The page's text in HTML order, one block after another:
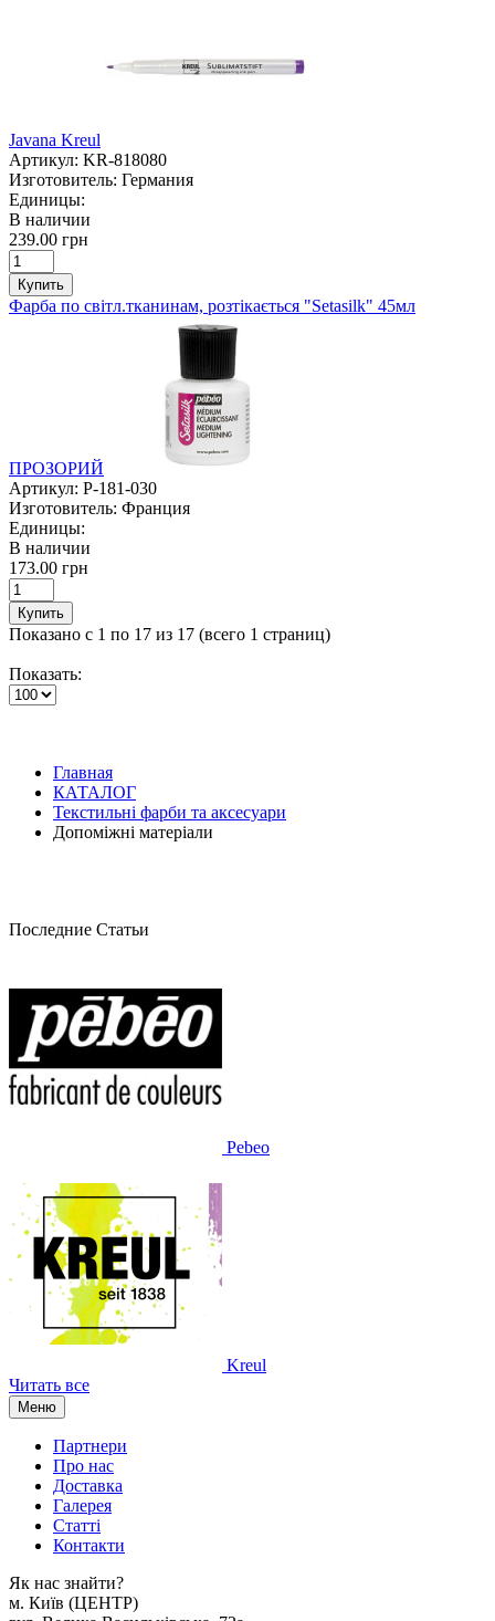
Javana Kreul
Артикул: KR-818080
Изготовитель: Германия
Единицы:
В наличии
239.00 грн
Купить
Фарба по світл.тканинам, розтікається "Setasilk" 45мл
ПРОЗОРИЙ
Артикул: P-181-030
Изготовитель: Франция
Единицы:
В наличии
173.00 грн
Купить
Показано с 1 по 17 из 17 (всего 1 страниц)
Показать:
Главная
КАТАЛОГ
Текстильні фарби та аксесуари
Допоміжні матеріали
Последние Статьи
Pebeo
Kreul
Читать все
Меню
Партнери
Про нас
Доставка
Галерея
Статтi
Контакти
Як наc знайти?
м. Киïв (ЦЕНТР)